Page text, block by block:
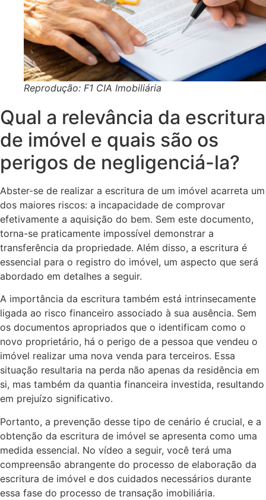
Reprodução: F1 CIA Imobiliária
Qual a relevância da escritura
de imóvel e quais são os
perigos de negligenciá-la?
Abster-se de realizar a escritura de um imóvel acarreta um
dos maiores riscos: a incapacidade de comprovar
efetivamente a aquisição do bem. Sem este documento,
torna-se praticamente impossível demonstrar a
transferência da propriedade. Além disso, a escritura é
essencial para o registro do imóvel, um aspecto que será
abordado em detalhes a seguir.
A importância da escritura também está intrinsecamente
ligada ao risco financeiro associado à sua ausência. Sem
os documentos apropriados que o identificam como o
novo proprietário, há o perigo de a pessoa que vendeu o
imóvel realizar uma nova venda para terceiros. Essa
situação resultaria na perda não apenas da residência em
si, mas também da quantia financeira investida, resultando
em prejuízo significativo.
Portanto, a prevenção desse tipo de cenário é crucial, e a
obtenção da escritura de imóvel se apresenta como uma
medida essencial. No vídeo a seguir, você terá uma
compreensão abrangente do processo de elaboração da
escritura de imóvel e dos cuidados necessários durante
essa fase do processo de transação imobiliária.